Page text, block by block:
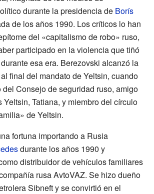
durante la presidencia de Borís
de los años 1990. Los críticos lo han
del «capitalismo de robo» ruso,
participado en la violencia que tiñó
esa era. Berezovski alcanzó la
final del mandato de Yeltsin, cuando
Consejo de seguridad ruso, amigo
Tatiana, y miembro del círculo
de Yeltsin.
fortuna importando a Rusia
durante los años 1990 y
distribuidor de vehículos familiares
rusa AvtoVAZ. Se hizo dueño
Sibneft y se convirtió en el